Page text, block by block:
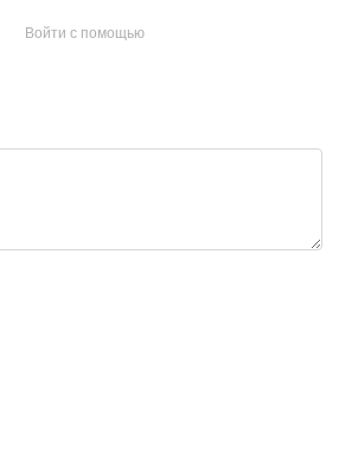
Войти с помощью